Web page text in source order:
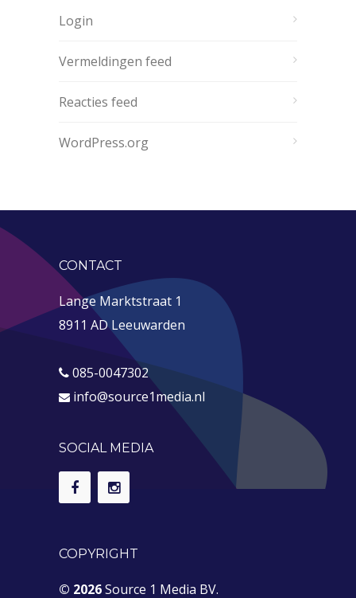
Login
Vermeldingen feed
Reacties feed
WordPress.org
CONTACT
Lange Marktstraat 1
8911 AD Leeuwarden
085-0047302
info@source1media.nl
SOCIAL MEDIA
COPYRIGHT
© 2026Source 1 Media BV.